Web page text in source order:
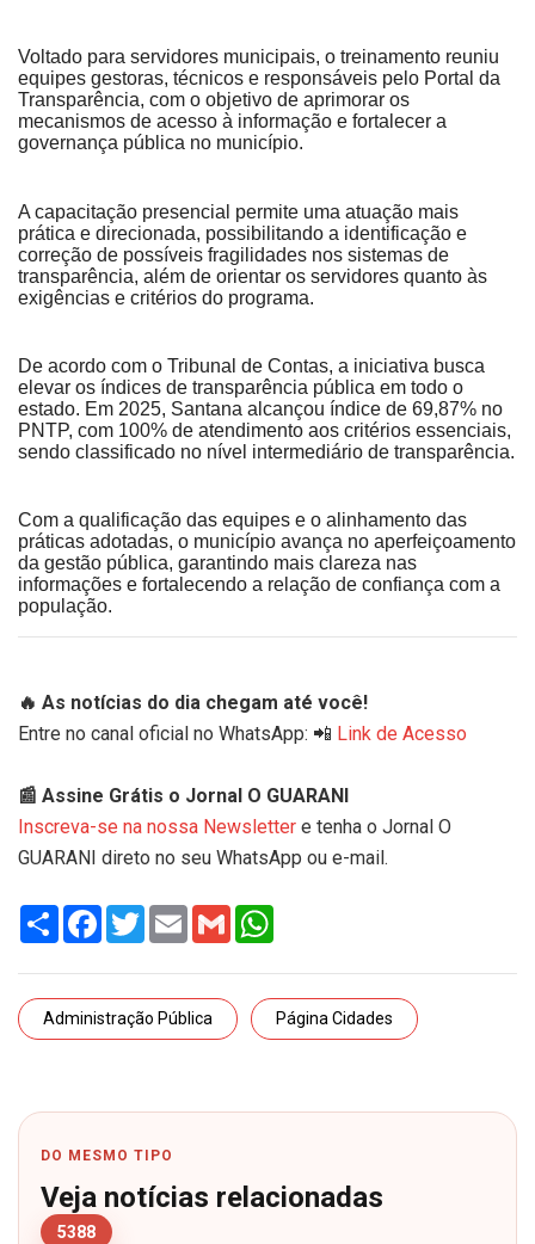
Voltado para servidores municipais, o treinamento reuniu
equipes gestoras, técnicos e responsáveis pelo Portal da
Transparência, com o objetivo de aprimorar os
mecanismos de acesso à informação e fortalecer a
governança pública no município.
A capacitação presencial permite uma atuação mais
prática e direcionada, possibilitando a identificação e
correção de possíveis fragilidades nos sistemas de
transparência, além de orientar os servidores quanto às
exigências e critérios do programa.
De acordo com o Tribunal de Contas, a iniciativa busca
elevar os índices de transparência pública em todo o
estado. Em 2025, Santana alcançou índice de 69,87% no
PNTP, com 100% de atendimento aos critérios essenciais,
sendo classificado no nível intermediário de transparência.
Com a qualificação das equipes e o alinhamento das
práticas adotadas, o município avança no aperfeiçoamento
da gestão pública, garantindo mais clareza nas
informações e fortalecendo a relação de confiança com a
população.
🔥 As notícias do dia chegam até você!
Entre no canal oficial no WhatsApp: 📲 Link de Acesso
📰 Assine Grátis o Jornal O GUARANI
Inscreva-se na nossa Newsletter e tenha o Jornal O
GUARANI direto no seu WhatsApp ou e-mail.
Share Facebook
TwitterEmail Gmail
Administração Pública Página Cidades
DO MESMO TIPO
Veja notícias relacionadas
5388